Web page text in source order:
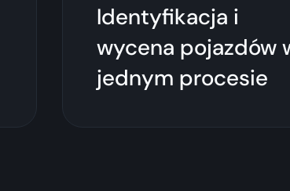
Identyfikacja i
wycena pojazdów
jednym procesie